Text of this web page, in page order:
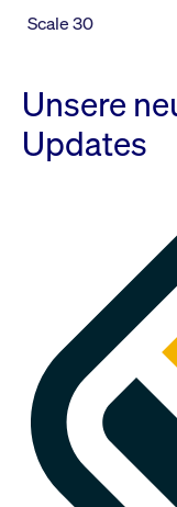
Scale 30
Unsere
Updates